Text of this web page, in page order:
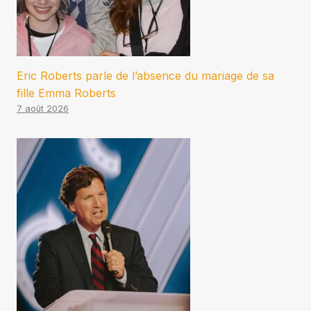
Eric Roberts parle de l’absence du mariage de sa
fille Emma Roberts
7 août 2026